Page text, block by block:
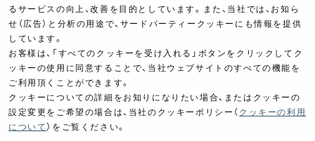
イベントスケジュール
ツーリングブレイクタイム
製品ポスター
るサービスの向上、改善を目的としています。また、当社では、お知ら
せ（広告）と分析の用途で、サードパーティークッキーにも情報を提供
しています。
お客様は、「すべてのクッキーを受け入れる」ボタンをクリックしてク
ッキーの使用に同意することで、当社ウェブサイトのすべての機能を
ご利用頂くことができます。
クッキーについての詳細をお知りになりたい場合、またはクッキーの
設定変更をご希望の場合は、当社のクッキーポリシー（ クッキーの利用
について ）をご覧ください。